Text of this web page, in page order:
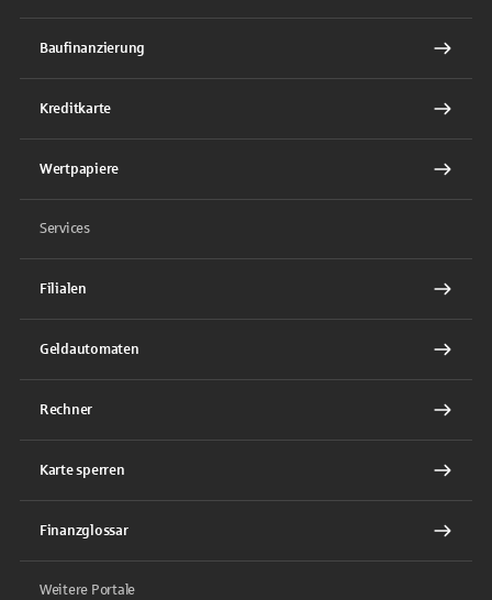
Baufinanzierung
Kreditkarte
Wertpapiere
Services
Filialen
Geldautomaten
Rechner
Karte sperren
Finanzglossar
Weitere Portale